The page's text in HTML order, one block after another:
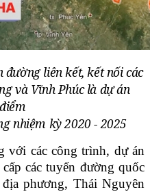
liên kết, kết nối các
và Vĩnh Phúc là dự án
nhiệm kỳ 2020 - 2025
với các công trình, dự án
các tuyến đường quốc
phương, Thái Nguyên